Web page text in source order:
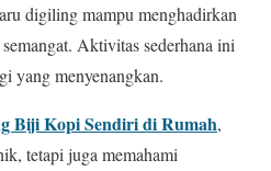
digiling mampu menghadirkan
Aktivitas sederhana ini
yang menyenangkan.
Biji Kopi Sendiri di Rumah,
tetapi juga memahami